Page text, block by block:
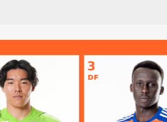
3
DF